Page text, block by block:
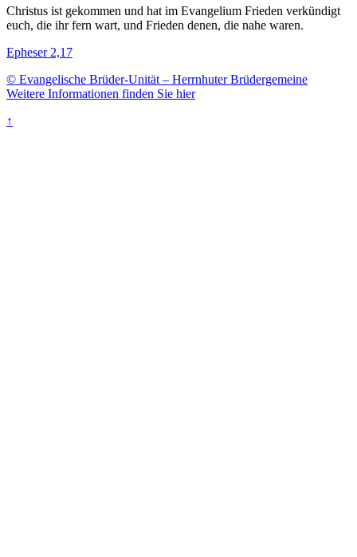
Christus ist gekommen und hat im Evangelium Frieden verkündigt
euch, die ihr fern wart, und Frieden denen, die nahe waren.
Epheser 2,17
© Evangelische Brüder-Unität – Herrnhuter Brüdergemeine
Weitere Informationen finden Sie hier
↑